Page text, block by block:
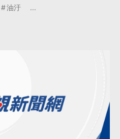
油汙 ...